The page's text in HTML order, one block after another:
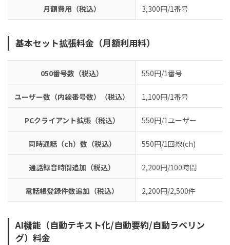
月額費用（税込） 3,300円/1番号
基本セット拡張料金（月額利用料）
050番号数（税込） 550円/1番号
ユーザー数（内線番号数）（税込） 1,100円/1番号
PCクライアント拡張（税込） 550円/1ユーザー
同時通話（ch）数（税込） 550円/1回線(ch)
通話録音時間追加（税込） 2,200円/100時間
電話帳登録件数追加（税込） 2,200円/2,500件
AI機能（自動テキスト化/自動要約/自動ラベリン
グ）料金